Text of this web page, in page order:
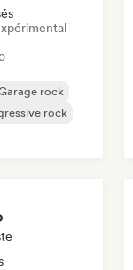
rock
rock